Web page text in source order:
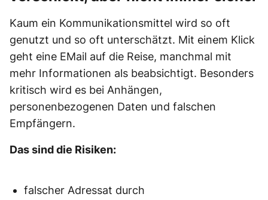
Kaum ein Kommunikationsmittel wird so oft
genutzt und so oft unterschätzt. Mit einem Klick
geht eine EMail auf die Reise, manchmal mit
mehr Informationen als beabsichtigt. Besonders
kritisch wird es bei Anhängen,
personenbezogenen Daten und falschen
Empfängern.
Das sind die Risiken:
falscher Adressat durch